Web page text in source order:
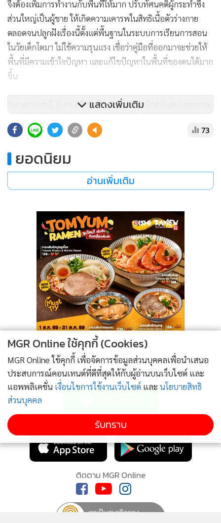
จึงต้องเพิ่มการทำงานกับพื้นที่ให้มาก ปรับทัศนคติผู้กระทำซึ่ง
ส่วนใหญ่เป็นผู้ชาย ให้เกิดความเคารพในสิทธิเนื้อตัวร่างกาย
ตลอดจนปลูกฝังเรื่องนี้ตั้งแต่พื้นฐานในระบบการเรียนการสอน
ในวัยเด็กโตมา ไม่ใช้ความรุนแรง เชื่อว่าคู่มือที่ออกมาจะช่วยให้
พื้นที่มีความเข้าใจปัญหา และแก้ไขปัญหาในพื้นที่ของตนได้มาก
ขึ้น
“นางสาวภรณี ภู่ประเสริฐ” ผู้อำนวยการสำนักสนับสนุนสุขภาวะ
สนับสนุนอยู่ 3 ส่วนคือ 1.การจัดทำสถานการณ์ความรุนแรงใน
รพ.รามาธิบดี และ มูลนิธิหญิงชายก้าวไกล ซึ่งพบการคุกคาม ไม่
ให้เกียรติ โดยเฉพาะผู้สูงอายุ คนที่อ่อนแอไม่ว่าจะเป็นเด็ก ผู้
หญิง ผู้พิการในครอบครัว โดยช่วงการระบาดของโรคโควิด–19
กลุ่มวิชาชีพต่างๆ ที่เกี่ยวข้องกับการจัดการคดีความ รวมถึงคู่มือ
สำหรับชุมชน เพื่อการเฝ้าระวังในพื้นที่ และเป็นต้นแบบให้กับ
พื้นที่อื่นๆ ต่อไป ให้สามารถประเมินระดับความรุนแรงและ
ให้การช่วยเหลือได้ และ 3. สนับสนุนการสื่อสาร ทำความเข้าใจ
การแลกเปลี่ยนเรียนรู้ ซึ่งต้องทำเรื่อยๆ เป็นระยะๆ ผ่านช่อง
ทางการสื่อสารต่างๆ
“ปัญหาความรุนแรงมาจากรากวิธีคิด วัฒนธรรมความเชื่อของ
คนในสังคมไทย วิธีคิดชายเป็นใหญ่ คนมีอำนาจเหนือกว่าซึ่งเป็น
สิ่งที่เกิดขึ้นมากตามสถานการณ์ เศรษฐกิจ สภาพแวดล้อม การ
ยั่วยุของสื่อต่างๆ คนมีเสรีภาพในการเสพสื่อ หากคนมีภูมิคุ้มกัน
ไม่ดีพอ ก็มีความเสี่ยง ยิ่งหากไปบรรจบกับคนที่ไม่รู้สิทธิเนื้อตัว
หากเราไม่ทำอะไรเลยยิ่งจะแย่ลงไปกว่านี้ และความรุนแรงอาจ
จะกลายเป็นเรื่องธรรมดาในสังคมไทย ดังนั้นจึงเป็นปัญหาที่ต้อง
ร่วมมือกันหลายฝ่าย ซึ่งต้องเข้าใจ และมีความละเอียดอ่อนใน
การจัดการปัญหา สังคมต้องคอยสอดส่องร่วมกัน ผู้ถูกกระทำ
ต้องส่งเสียง”
“ศ.ดร.กิติพัฒน์ นนทปัทมะดุลย์” นักวิชาการอิสระ กล่าวว่า การ
ออกคู่มือฯ ขึ้นมาถือเป็นเรื่องที่ดีและมีประโยชน์มาก แต่ส่วนตัว
แสดงเพิ่มเติม
73
ยอดนิยม
อ่านเพิ่มเติม
ติดตามข่าวสารผ่านทาง LINE
MGR Online Application
ติดตาม MGR Online
MGR Online ใช้คุกกี้ (Cookies)
MGR Online ใช้คุกกี้ เพื่อจัดการข้อมูลส่วนบุคคลเพื่อนำเสนอ
ประสบการณ์คอนเทนต์ที่ดีที่สุดให้กับผู้อ่านบนเว็บไซต์ และ
แอพพลิเคชั่น เงื่อนไขการใช้งานเว็บไซต์ และ นโยบายสิทธิ
ส่วนบุคคล
รับทราบ